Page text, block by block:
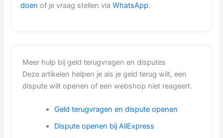
doen of je vraag stellen viaWhatsApp.
Meer hulp bij geld terugvragen en disputes
Deze artikelen helpen je als je geld terug wilt, een
dispute wilt openen of een webshop niet reageert.
Geld terugvragen en dispute openen
Dispute openen bij AliExpress